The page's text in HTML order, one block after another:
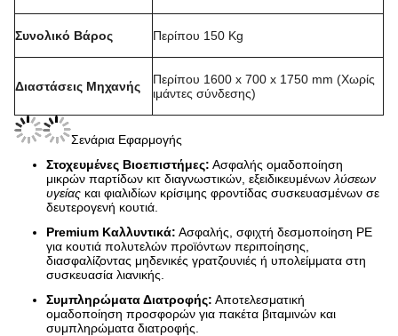
Συνολικό Βάρος Περίπου 150 Kg
Διαστάσεις Μηχανής
Περίπου 1600 x 700 x 1750 mm (Χωρίς
ιμάντες σύνδεσης)
Σενάρια Εφαρμογής
Στοχευμένες Βιοεπιστήμες: Ασφαλής ομαδοποίηση
μικρών παρτίδων κιτ διαγνωστικών, εξειδικευμένων λύσεων
υγείας και φιαλιδίων κρίσιμης φροντίδας συσκευασμένων σε
δευτερογενή κουτιά.
Premium Καλλυντικά: Ασφαλής, σφιχτή δεσμοποίηση PE
για κουτιά πολυτελών προϊόντων περιποίησης,
διασφαλίζοντας μηδενικές γρατζουνιές ή υπολείμματα στη
συσκευασία λιανικής.
Συμπληρώματα Διατροφής: Αποτελεσματική
ομαδοποίηση προσφορών για πακέτα βιταμινών και
συμπληρώματα διατροφής.